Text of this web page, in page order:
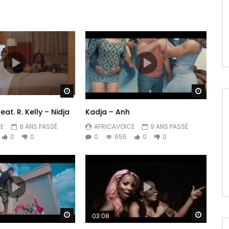
Regarder Plus Tard
R. Kelly – Nidja
8 ANS PASSÉ
0 0
Kadja – Anh
AFRICAVOICE
9 ANS PASSÉ
0
655 0 0
Regarder Plus Tard
03:08